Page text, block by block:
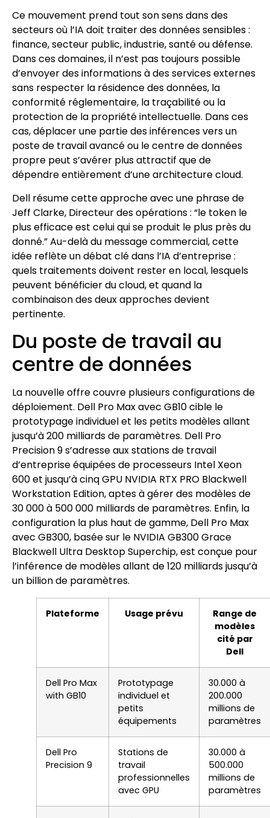
Ce mouvement prend tout son sens dans des
secteurs où l’IA doit traiter des données sensibles :
finance, secteur public, industrie, santé ou défense.
Dans ces domaines, il n’est pas toujours possible
d’envoyer des informations à des services externes
sans respecter la résidence des données, la
conformité réglementaire, la traçabilité ou la
protection de la propriété intellectuelle. Dans ces
cas, déplacer une partie des inférences vers un
poste de travail avancé ou le centre de données
propre peut s’avérer plus attractif que de
dépendre entièrement d’une architecture cloud.
Dell résume cette approche avec une phrase de
Jeff Clarke, Directeur des opérations : “le token le
plus efficace est celui qui se produit le plus près du
donné.” Au-delà du message commercial, cette
idée reflète un débat clé dans l’IA d’entreprise :
quels traitements doivent rester en local, lesquels
peuvent bénéficier du cloud, et quand la
combinaison des deux approches devient
pertinente.
Du poste de travail au
centre de données
La nouvelle offre couvre plusieurs configurations de
déploiement. Dell Pro Max avec GB10 cible le
prototypage individuel et les petits modèles allant
jusqu’à 200 milliards de paramètres. Dell Pro
Precision 9 s’adresse aux stations de travail
d’entreprise équipées de processeurs Intel Xeon
600 et jusqu’à cinq GPU NVIDIA RTX PRO Blackwell
Workstation Edition, aptes à gérer des modèles de
30 000 à 500 000 milliards de paramètres. Enfin, la
configuration la plus haut de gamme, Dell Pro Max
avec GB300, basée sur le NVIDIA GB300 Grace
Blackwell Ultra Desktop Superchip, est conçue pour
l’inférence de modèles allant de 120 milliards jusqu’à
un billion de paramètres.
Plateforme Usage prévu
Range de
modèles
cité par
Dell
Dell Pro Max
with GB10
Prototypage
individuel et
petits
équipements
30.000 à
200.000
millions de
paramètres
Dell Pro
Precision 9
Stations de
travail
professionnelles
avec GPU
30.000 à
500.000
millions de
paramètres